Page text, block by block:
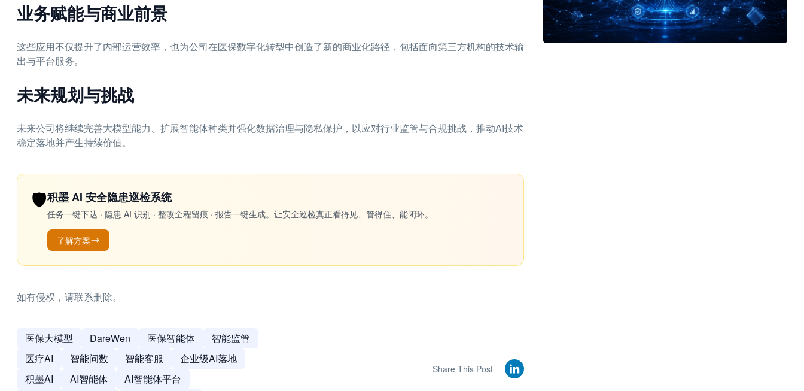
业务赋能与商业前景
这些应用不仅提升了内部运营效率，也为公司在医保数字化转型中创造了新的商业化路径，包括面向第三方机构的技术输
出与平台服务。
未来规划与挑战
未来公司将继续完善大模型能力、扩展智能体种类并强化数据治理与隐私保护，以应对行业监管与合规挑战，推动AI技术
稳定落地并产生持续价值。
🛡️积墨 AI 安全隐患巡检系统
任务一键下达 · 隐患 AI 识别 · 整改全程留痕 · 报告一键生成。让安全巡检真正看得见、管得住、能闭环。
了解方案
如有侵权，请联系删除。
医保大模型 DareWen 医保智能体
智能监管
医疗AI
智能问数 智能客服
企业级AI落地
积墨AI
AI智能体
AI智能体平台
Share This Post